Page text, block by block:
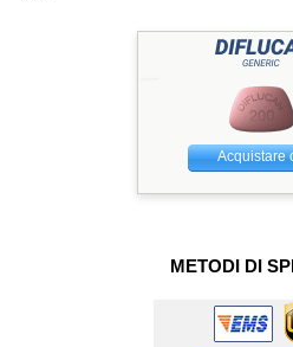
Acquistare
METODI DI